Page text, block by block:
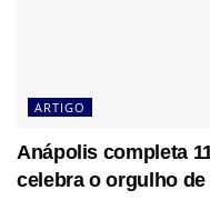
ARTIGO
Anápolis completa
celebra o orgulho